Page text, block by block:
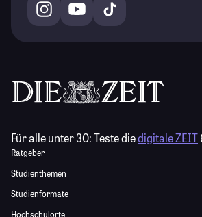
Für alle unter 30:Teste diedigitale ZEIT
Ratgeber
Studienthemen
Studienformate
Hochschulorte